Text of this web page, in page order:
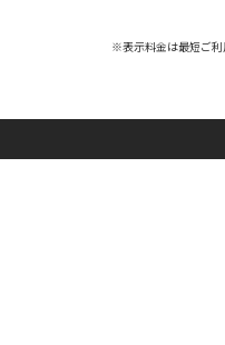
※表示料金は最短ご利